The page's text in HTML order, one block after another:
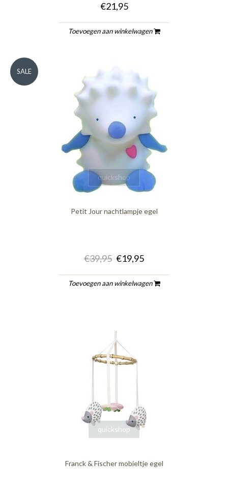
€21,95
Toevoegen aan winkelwagen
quickshop
SALE
Petit Jour nachtlampje egel
€39,95 €19,95
Toevoegen aan winkelwagen
quickshop
Franck & Fischer mobieltje egel